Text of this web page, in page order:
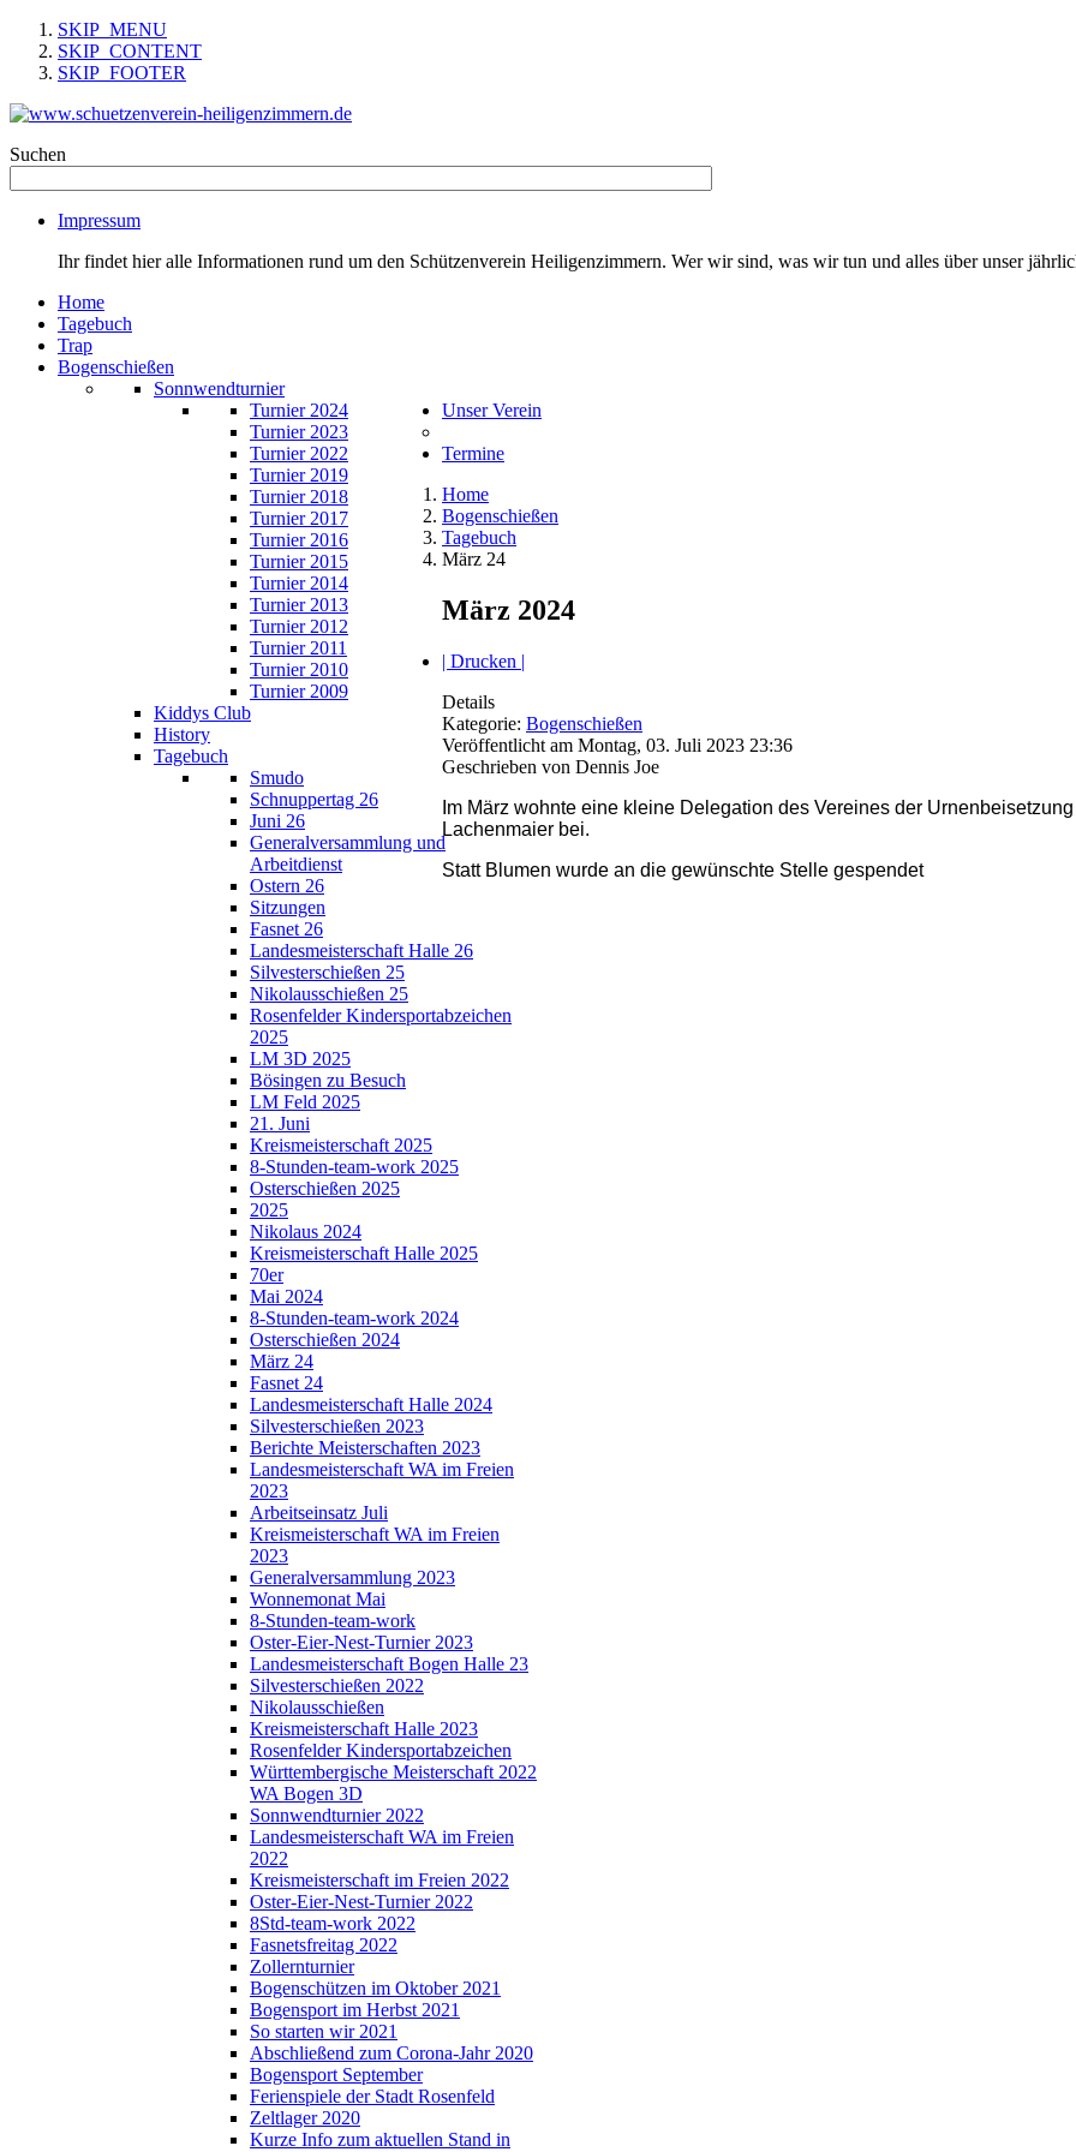
SKIP_MENU
SKIP_CONTENT
SKIP_FOOTER
Suchen
Impressum
Ihr findet hier alle Informationen rund um den Schützenverein Heiligenzimmern. Wer wir sind, was wir tun und alles über unser
Home
Tagebuch
Trap
Bogenschießen
Sonnwendturnier
Turnier 2024
Turnier 2023
Turnier 2022
Turnier 2019
Turnier 2018
Turnier 2017
Turnier 2016
Turnier 2015
Turnier 2014
Turnier 2013
Turnier 2012
Turnier 2011
Turnier 2010
Turnier 2009
Kiddys Club
History
Tagebuch
Smudo
Schnuppertag 26
Juni 26
Generalversammlung und
Arbeitdienst
Ostern 26
Sitzungen
Fasnet 26
Landesmeisterschaft Halle 26
Silvesterschießen 25
Nikolausschießen 25
Rosenfelder Kindersportabzeichen
2025
LM 3D 2025
Bösingen zu Besuch
LM Feld 2025
21. Juni
Kreismeisterschaft 2025
8-Stunden-team-work 2025
Osterschießen 2025
2025
Nikolaus 2024
Kreismeisterschaft Halle 2025
70er
Mai 2024
8-Stunden-team-work 2024
Osterschießen 2024
März 24
Fasnet 24
Landesmeisterschaft Halle 2024
Silvesterschießen 2023
Berichte Meisterschaften 2023
Landesmeisterschaft WA im Freien
2023
Arbeitseinsatz Juli
Kreismeisterschaft WA im Freien
2023
Generalversammlung 2023
Wonnemonat Mai
8-Stunden-team-work
Oster-Eier-Nest-Turnier 2023
Landesmeisterschaft Bogen Halle 23
Silvesterschießen 2022
Nikolausschießen
Kreismeisterschaft Halle 2023
Rosenfelder Kindersportabzeichen
Württembergische Meisterschaft 2022
WA Bogen 3D
Sonnwendturnier 2022
Landesmeisterschaft WA im Freien
2022
Kreismeisterschaft im Freien 2022
Oster-Eier-Nest-Turnier 2022
8Std-team-work 2022
Fasnetsfreitag 2022
Zollernturnier
Bogenschützen im Oktober 2021
Bogensport im Herbst 2021
So starten wir 2021
Abschließend zum Corona-Jahr 2020
Bogensport September
Ferienspiele der Stadt Rosenfeld
Zeltlager 2020
Kurze Info zum aktuellen Stand in
Unser Verein
Termine
Home
Bogenschießen
Tagebuch
März 24
März 2024
| Drucken |
Details
Kategorie: Bogenschießen
Veröffentlicht am Montag, 03. Juli 2023 23:36
Geschrieben von Dennis Joe
Im März wohnte eine kleine Delegation des Vereines der
Lachenmaier bei.
Statt Blumen wurde an die gewünschte Stelle gespendet